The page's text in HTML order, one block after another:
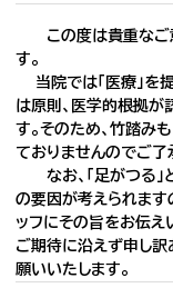
この度は貴重なご
す。
当院では「医療」を
は原則、医学的根拠が
す。そのため、竹踏み
ておりませんのでご了
なお、「足がつる」
の要因が考えられます
ッフにその旨をお伝え
ご期待に沿えず申し訳
願いいたします。